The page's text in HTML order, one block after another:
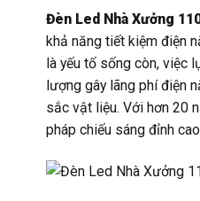
Đèn Led Nhà Xưởng
khả năng tiết kiệm điện
là yếu tố sống còn, việc
lượng gây lãng phí điện
sắc vật liệu. Với hơn 20
pháp chiếu sáng đỉnh